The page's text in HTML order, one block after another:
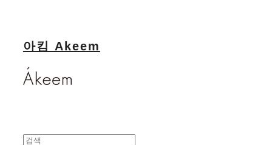
아킴 Akeem